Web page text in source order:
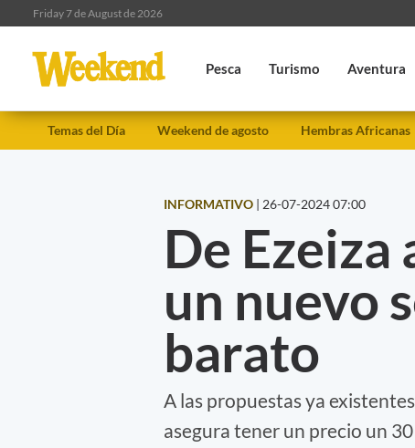
Friday 7 de August de 2026
Pesca Turismo Aventura
Temas del Día Weekend de agosto Hembras Africanas
INFORMATIVO | 26-07-2024 07:00
De
un nuevo
barato
A las propuestas ya
asegura tener un precio un